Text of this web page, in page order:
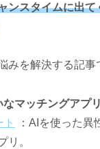
ンスタイムに出て
みを解決する記事
マッチングアプ
：AIを使った異
リ。